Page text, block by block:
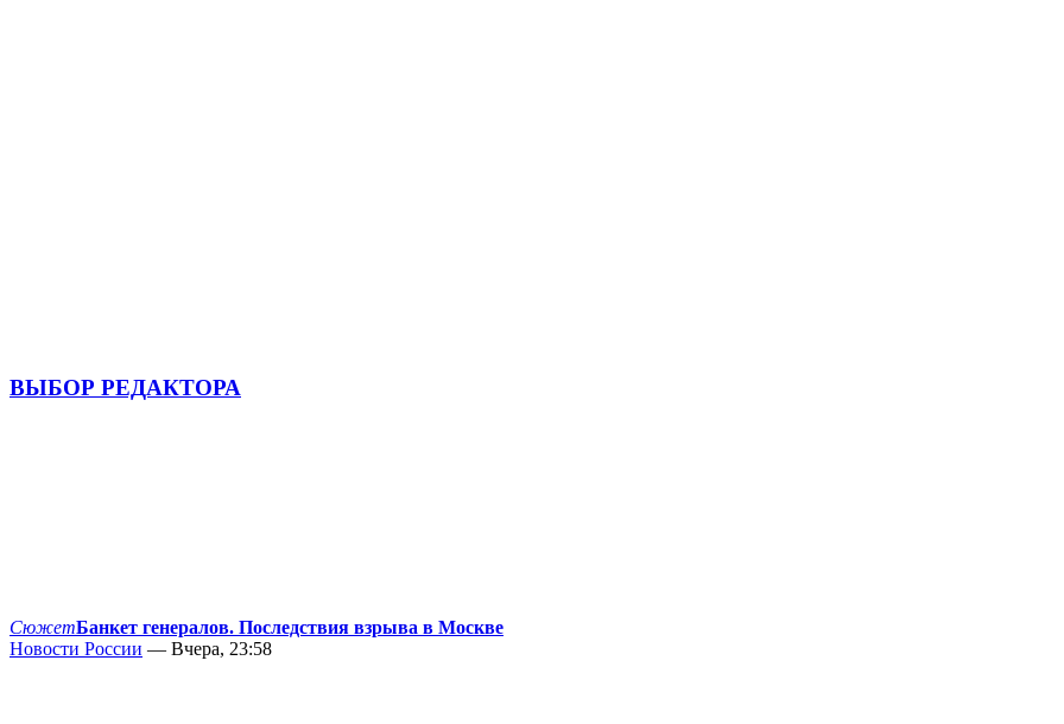
ВЫБОР РЕДАКТОРА
СюжетБанкет генералов. Последствия взрыва в Москве
Новости России — Вчера, 23:58